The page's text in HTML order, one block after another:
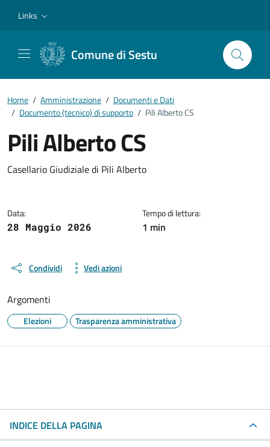
Links
Comune di Sestu
Home / Amministrazione / Documenti e Dati
/ Documento (tecnico) di supporto / Pili Alberto CS
Pili Alberto CS
Dettagli del documento
Casellario Giudiziale di Pili Alberto
Data:
28 Maggio 2026
Tempo di lettura:
1 min
Condividi Vedi azioni
Argomenti
Elezioni Trasparenza amministrativa
INDICE DELLA PAGINA